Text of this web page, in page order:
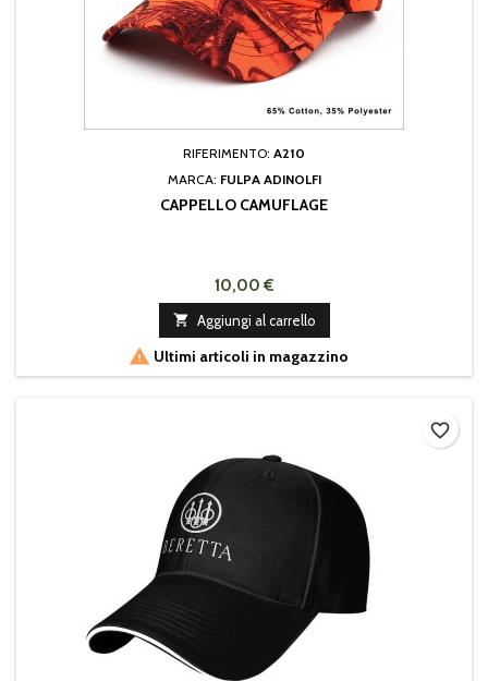
RIFERIMENTO: A210
MARCA: FULPA ADINOLFI
CAPPELLO CAMUFLAGE
10,00 €
 Aggiungi al carrello
 Ultimi articoli in magazzino
favorite_border